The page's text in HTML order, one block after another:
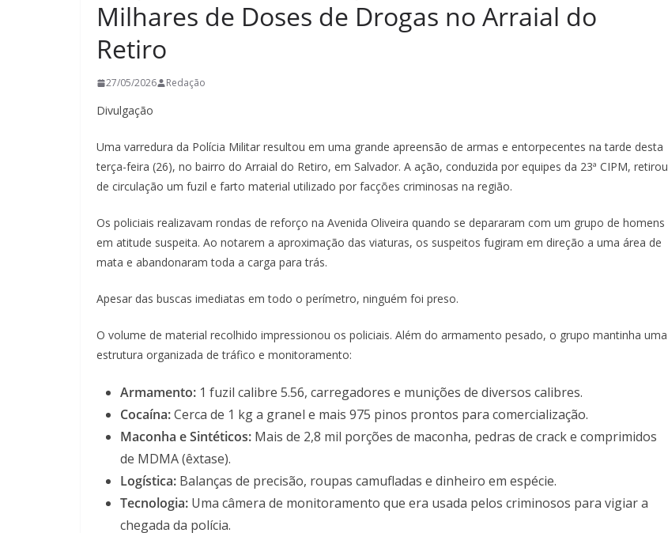
Milhares de Doses de Drogas no Arraial do
Retiro
27/05/2026 Redação
Divulgação
Uma varredura da Polícia Militar resultou em uma grande apreensão de armas e entorpecentes na tarde desta
terça-feira (26), no bairro do Arraial do Retiro, em Salvador. A ação, conduzida por equipes da 23ª CIPM, retirou
de circulação um fuzil e farto material utilizado por facções criminosas na região.
Os policiais realizavam rondas de reforço na Avenida Oliveira quando se depararam com um grupo de homens
em atitude suspeita. Ao notarem a aproximação das viaturas, os suspeitos fugiram em direção a uma área de
mata e abandonaram toda a carga para trás.
Apesar das buscas imediatas em todo o perímetro, ninguém foi preso.
O volume de material recolhido impressionou os policiais. Além do armamento pesado, o grupo mantinha uma
estrutura organizada de tráfico e monitoramento:
Armamento: 1 fuzil calibre 5.56, carregadores e munições de diversos calibres.
Cocaína:Cerca de 1 kg a granel e mais 975 pinos prontos para comercialização.
Maconha e Sintéticos: Mais de 2,8 mil porções de maconha, pedras de crack e comprimidos
de MDMA (êxtase).
Logística: Balanças de precisão, roupas camufladas e dinheiro em espécie.
Tecnologia: Uma câmera de monitoramento que era usada pelos criminosos para vigiar a
chegada da polícia.